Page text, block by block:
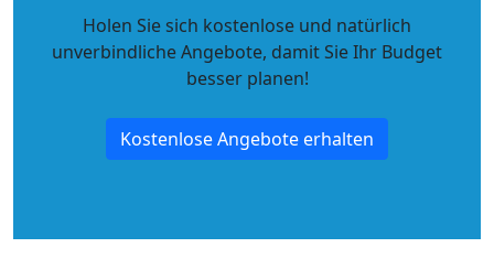
Holen Sie sich kostenlose und natürlich
unverbindliche Angebote, damit Sie Ihr Budget
besser planen!
Kostenlose Angebote erhalten